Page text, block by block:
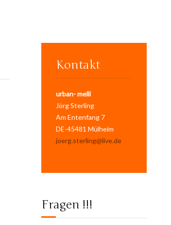
Kontakt
urban- melli
Jörg Sterling
Am Entenfang 7
DE-45481 Mülheim
joerg.sterling@live.de
Fragen !!!